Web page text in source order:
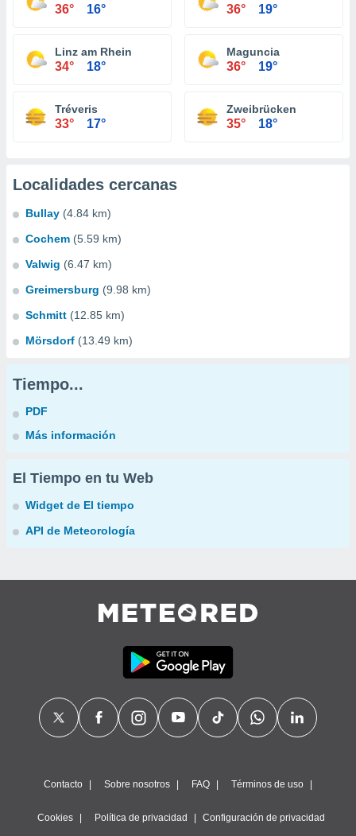
36° 16° 36° 19°
Linz am Rhein
34° 18°
Maguncia
36° 19°
Tréveris
33° 17°
Zweibrücken
35° 18°
Localidades cercanas
Bullay (4.84 km)
Cochem (5.59 km)
Valwig (6.47 km)
Greimersburg (9.98 km)
Schmitt (12.85 km)
Mörsdorf (13.49 km)
Tiempo...
PDF
Más información
El Tiempo en tu Web
Widget de El tiempo
API de Meteorología
Contacto Sobre nosotros FAQ Términos de uso
Cookies Política de privacidad Configuración de privacidad